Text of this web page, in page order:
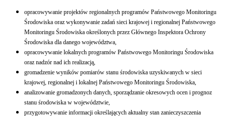
opracowywanie projektów regionalnych programów Państwowego Monitoringu
Środowiska oraz wykonywanie zadań sieci krajowej i regionalnej Państwowego
Monitoringu Środowiska określonych przez Głównego Inspektora Ochrony
Środowiska dla danego województwa,
opracowywanie lokalnych programów Państwowego Monitoringu Środowiska
oraz nadzór nad ich realizacją,
gromadzenie wyników pomiarów stanu środowiska uzyskiwanych w sieci
krajowej, regionalnej i lokalnej Państwowego Monitoringu Środowiska,
analizowanie gromadzonych danych, sporządzanie okresowych ocen i prognoz
stanu środowiska w województwie,
przygotowywanie informacji określających aktualny stan zanieczyszczenia